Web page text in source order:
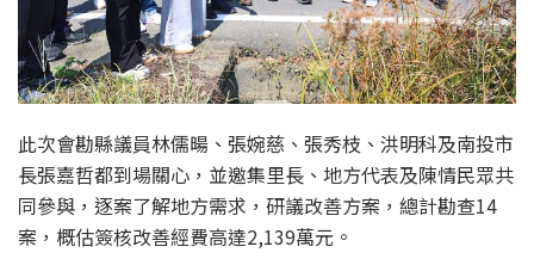
此次會勘縣議員林儒暘、張婉慈、張秀枝、洪明科及南投市
長張嘉哲都到場關心，並邀集里長、地方代表及陳情民眾共
同參與，逐案了解地方需求，研議改善方案，總計勘查14
案，概估簽核改善經費高達2,139萬元。